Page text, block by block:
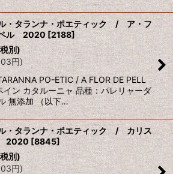
・タランナ・ポエティック / ア・フ
ル 2020 [2188]
別)
円)
PO-ETIC / A FLOR DE PELL
イン カタルーニャ 品種：パレリャーダ
無添加 （以下…
・タランナ・ポエティック / カリス
2020 [8845]
別)
円)